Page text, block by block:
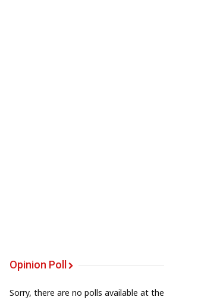
Opinion Poll
Sorry, there are no polls available at the